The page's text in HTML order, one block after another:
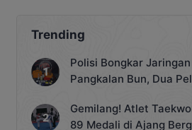
Trending
Polisi Bongkar
Pangkalan Bun, Dua
Gemilang! Atlet
89 Medali di Ajang